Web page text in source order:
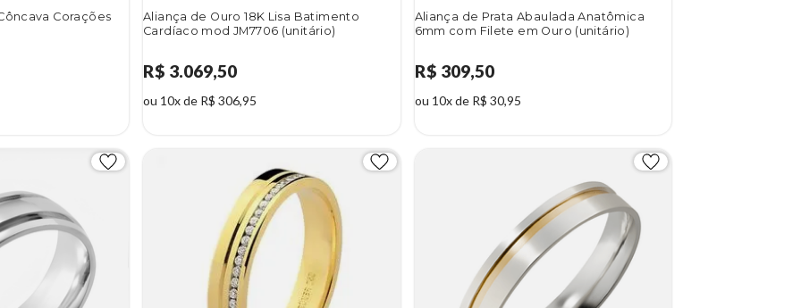
Corações
Aliança de Ouro 18K Lisa Batimento
Cardíaco mod JM7706 (unitário)
R$ 3.069,50
ou 10x de R$ 306,95
Aliança de Prata Abaulada Anatômica
6mm com Filete em Ouro (unitário)
R$ 309,50
ou 10x de R$ 30,95